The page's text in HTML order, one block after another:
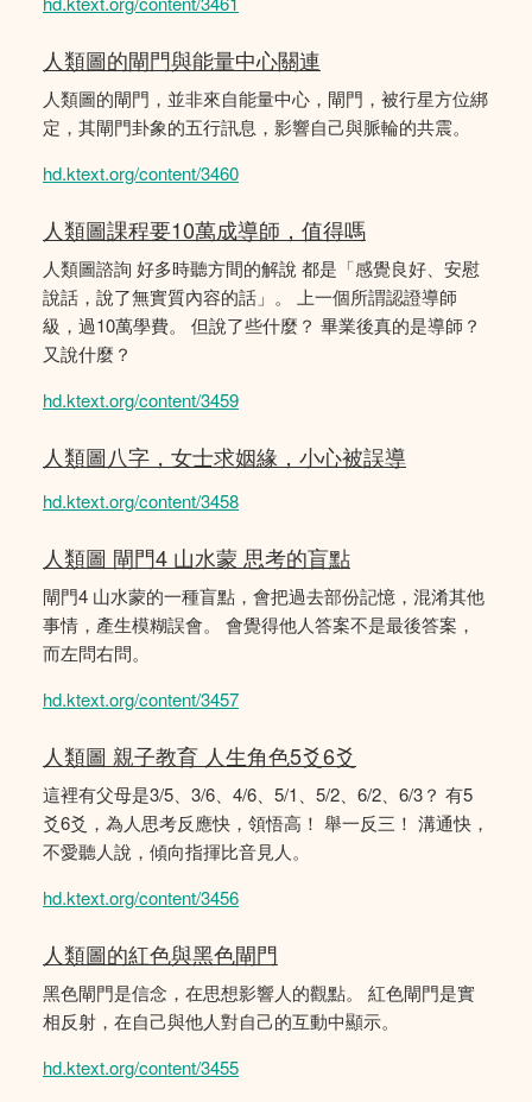
人類圖的閘門與能量中心關連
人類圖的閘門，並非來自能量中心，閘門，被行星方位綁
定，其閘門卦象的五行訊息，影響自己與脈輪的共震。
hd.ktext.org/content/3460
人類圖課程要10萬成導師，值得嗎
人類圖諮詢 好多時聽方間的解說 都是「感覺良好、安慰
說話，說了無實質內容的話」。 上一個所謂認證導師
級，過10萬學費。 但說了些什麼？ 畢業後真的是導師？
又說什麼？
hd.ktext.org/content/3459
人類圖八字，女士求姻緣，小心被誤導
hd.ktext.org/content/3458
人類圖 閘門4 山水蒙 思考的盲點
閘門4 山水蒙的一種盲點，會把過去部份記憶，混淆其他
事情，產生模糊誤會。 會覺得他人答案不是最後答案，
而左問右問。
hd.ktext.org/content/3457
人類圖 親子教育 人生角色5爻6爻
這裡有父母是3/5、3/6、4/6、5/1、5/2、6/2、6/3？ 有5
爻6爻，為人思考反應快，領悟高！ 舉一反三！ 溝通快，
不愛聽人說，傾向指揮比音見人。
hd.ktext.org/content/3456
人類圖的紅色與黑色閘門
黑色閘門是信念，在思想影響人的觀點。 紅色閘門是實
相反射，在自己與他人對自己的互動中顯示。
hd.ktext.org/content/3455